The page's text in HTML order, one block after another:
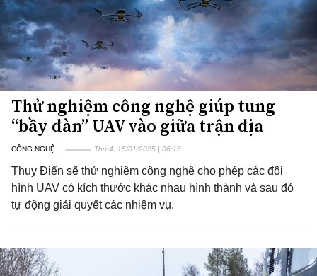
Thử nghiệm công nghệ giúp tung
“bầy đàn” UAV vào giữa trận địa
CÔNG NGHỆ Thứ 4, 15/01/2025 | 06:15
Thụy Điển sẽ thử nghiệm công nghệ cho phép các đội
hình UAV có kích thước khác nhau hình thành và sau đó
tự động giải quyết các nhiệm vụ.